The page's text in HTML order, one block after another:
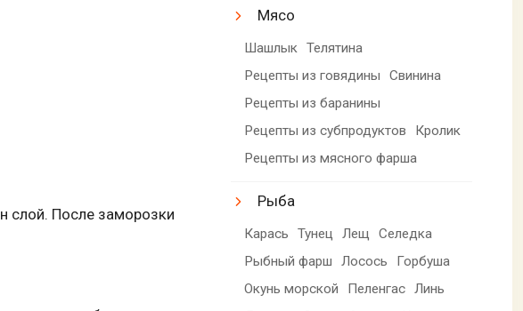
слой. После заморозки
Мясо
Шашлык Телятина
Рецепты из говядины
Свинина
Рецепты из баранины
Рецепты из субпродуктов
Кролик
Рецепты из мясного фарша
Рыба
Карась Тунец Лещ
Селедка
Рыбный фарш
Лосось
Горбуша
Окунь морской
Пеленгас Линь